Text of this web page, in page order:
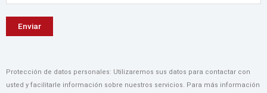
Protección de datos personales: Utilizaremos sus datos para contactar con
usted y facilitarle información sobre nuestros servicios. Para más información
t
s
t t